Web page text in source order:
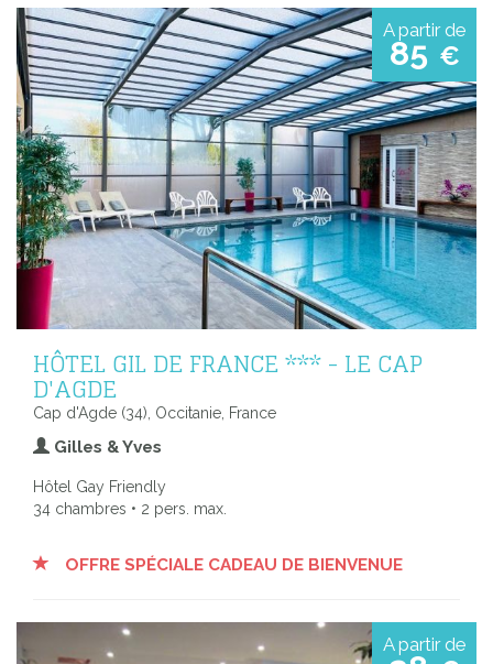
A partir de
85 €
HÔTEL GIL DE FRANCE *** - LE CAP
D'AGDE
Cap d'Agde (34), Occitanie, France
Gilles & Yves
Hôtel Gay Friendly
34 chambres • 2 pers. max.
OFFRE SPÉCIALE CADEAU DE BIENVENUE
A partir de